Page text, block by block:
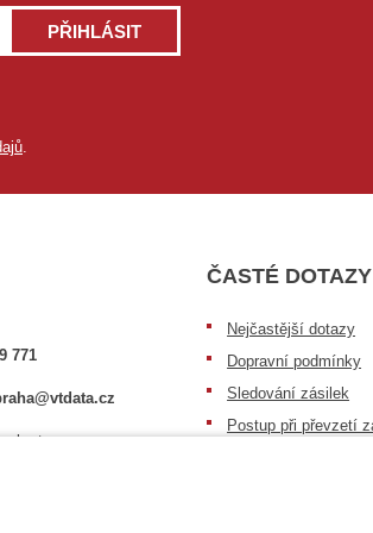
PŘIHLÁSIT
.
771
ČASTÉ DOTAZY
Nejčastější dotazy
Dopravní podmínky
Sledování zásilek
Postup při převzetí